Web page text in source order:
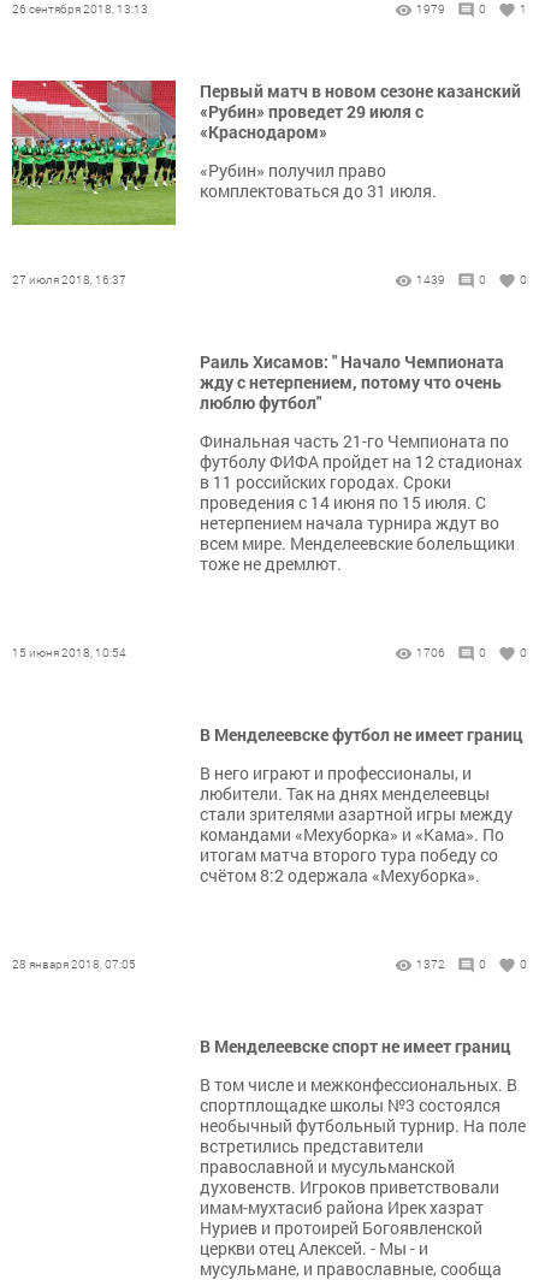
26 сентября 2018, 13:13 1979 0 1
Первый матч в новом сезоне казанский
«Рубин» проведет 29 июля с
«Краснодаром»
«Рубин» получил право
комплектоваться до 31 июля.
27 июля 2018, 16:37 1439 0 0
Раиль Хисамов: " Начало Чемпионата
жду с нетерпением, потому что очень
люблю футбол"
Финальная часть 21-го Чемпионата по
футболу ФИФА пройдет на 12 стадионах
в 11 российских городах. Сроки
проведения с 14 июня по 15 июля. С
нетерпением начала турнира ждут во
всем мире. Менделеевские болельщики
тоже не дремлют.
15 июня 2018, 10:54 1706 0 0
В Менделеевске футбол не имеет границ
В него играют и профессионалы, и
любители. Так на днях менделеевцы
стали зрителями азартной игры между
командами «Мехуборка» и «Кама». По
итогам матча второго тура победу со
счётом 8:2 одержала «Мехуборка».
28 января 2018, 07:05 1372 0 0
В Менделеевске спорт не имеет границ
В том числе и межконфессиональных. В
спортплощадке школы №3 состоялся
необычный футбольный турнир. На поле
встретились представители
православной и мусульманской
духовенств. Игроков приветствовали
имам-мухтасиб района Ирек хазрат
Нуриев и протоирей Богоявленской
церкви отец Алексей. - Мы - и
мусульмане, и православные, сообща